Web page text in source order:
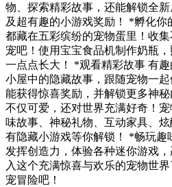
物、探索精彩故事，还能解锁全
及超有趣的小游戏奖励！ *孵化你
都藏在五彩缤纷的宠物蛋里！收
宠吧！使用宝宝食品机制作奶瓶
一点点长大！ *观看精彩故事 有
小屋中的隐藏故事，跟随宠物一
能获得惊喜奖励，并解锁更多神
不仅可爱，还对世界充满好奇！
味故事、神秘礼物、互动家具、
有隐藏小游戏等你解锁！ *畅玩趣
发挥创造力，体验各种迷你游戏
入这个充满惊喜与欢乐的宠物世
宠冒险吧！